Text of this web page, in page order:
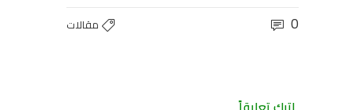
مقالات 0